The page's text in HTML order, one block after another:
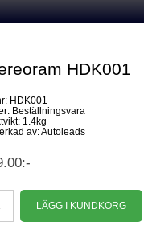
HDK001
HDK001
Beställningsvara
1.4kg
av: Autoleads